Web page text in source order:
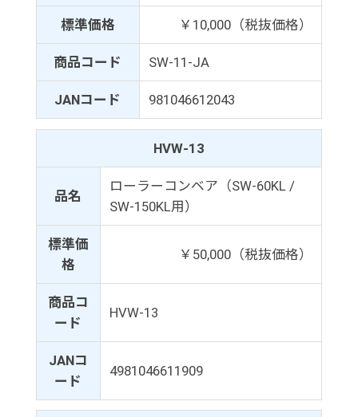
標準価格 ￥10,000（税抜価格）
商品コード SW-11-JA
JANコード 981046612043
HVW-13
品名
ローラーコンベア（SW-60KL /
SW-150KL用）
標準価
格
￥50,000（税抜価格）
商品コ
ード
HVW-13
JANコ
ード
4981046611909